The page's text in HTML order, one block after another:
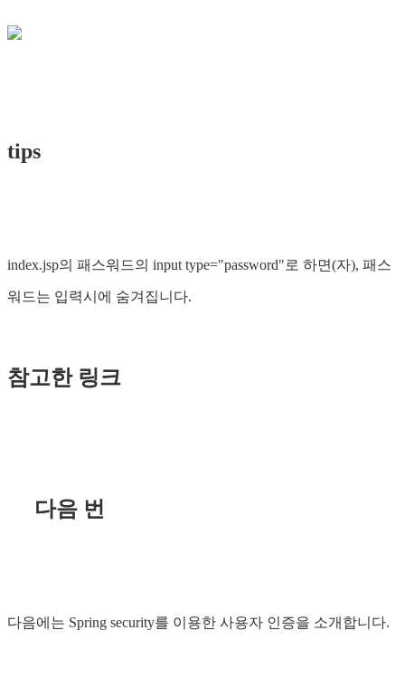
tips
index.jsp의 패스워드의 input type="password"로 하면(자), 패스
워드는 입력시에 숨겨집니다.
참고한 링크
다음 번
다음에는 Spring security를 ​​이용한 사용자 인증을 소개합니다.